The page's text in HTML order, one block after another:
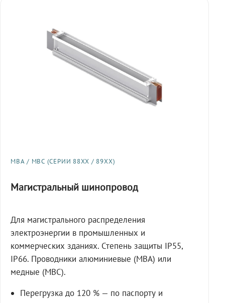
МВА / МВС (СЕРИИ 88XX / 89XX)
Магистральный шинопровод
Для магистрального распределения
электроэнергии в промышленных и
коммерческих зданиях. Степень защиты IP55,
IP66. Проводники алюминиевые (МВА) или
медные (МВС).
Перегрузка до 120 % — по паспорту и